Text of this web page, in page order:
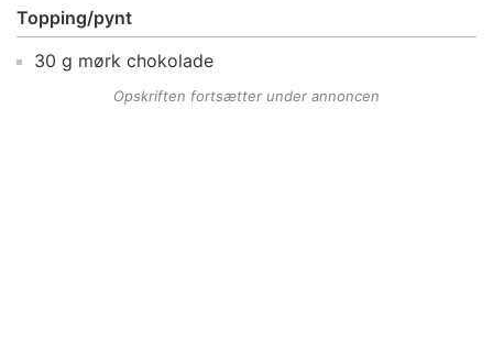
Topping/pynt
30 g mørk chokolade
Opskriften fortsætter under annoncen